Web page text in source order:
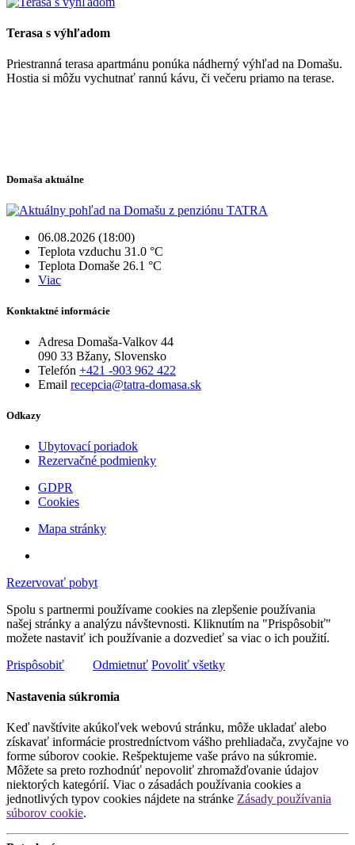
Terasa s výhľadom
Priestranná terasa apartmánu ponúka nádherný výhľad na Domašu.
Hostia si môžu vychutnať rannú kávu, či večeru priamo na terase.
Domaša aktuálne
06.08.2026 (18:00)
Teplota vzduchu 31.0 °C
Teplota Domaše 26.1 °C
Viac
Konktaktné informácie
Adresa Domaša-Valkov 44
090 33 Bžany, Slovensko
Telefón +421 -903 962 422
Email recepcia@tatra-domasa.sk
Odkazy
Ubytovací poriadok
Rezervačné podmienky
GDPR
Cookies
Mapa stránky
Rezervovať pobyt
Spolu s partnermi používame cookies na zlepšenie používania
našej stránky a analýzu návštevnosti. Kliknutím na "Prispôsobiť"
možete nastaviť ich používanie a dozvedieť sa viac o ich použití.
Prispôsobiť
Odmietnuť Povoliť všetky
Nastavenia súkromia
Keď navštívite akúkoľvek webovú stránku, môže ukladať alebo
získavať informácie prostredníctvom vášho prehliadača, zvyčajne vo
forme súborov cookie. Rešpektujeme vaše právo na súkromie.
Môžete sa preto rozhodnúť nepovoliť zhromažďovanie údajov
niektorých kategórií. Viac o zásadách používania cookies a
jednotlivých typov cookies nájdete na stránke Zásady používania
súborov cookie.